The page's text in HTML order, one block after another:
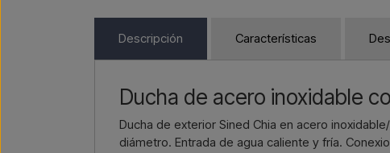
Descripción Características
Ducha de acero inoxidable
Ducha de exterior Sined Chia en acero
diámetro. Entrada de agua caliente y fría.